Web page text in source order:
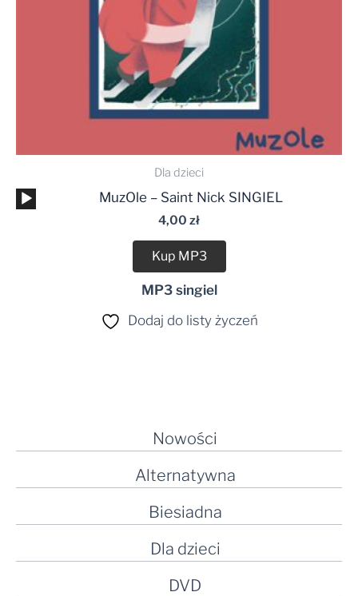
Nowości
Alternatywna
Biesiadna
Dla dzieci
DVD
Dla dzieci
Odtwarzacz
plików
MuzOle – Saint Nick SINGIEL
4,00 zł
Kup MP3
MP3 singiel
Dodaj do listy życzeń